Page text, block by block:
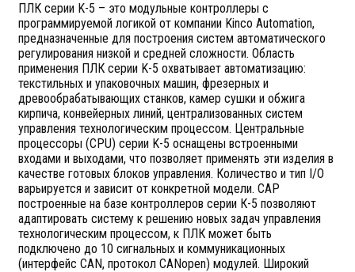
ПЛК серии K-5 – это модульные контроллеры с
программируемой логикой от компании Kinco Automation,
предназначенные для построения систем автоматического
регулирования низкой и средней сложности. Область
применения ПЛК серии K-5 охватывает автоматизацию:
текстильных и упаковочных машин, фрезерных и
древообрабатывающих станков, камер сушки и обжига
кирпича, конвейерных линий, централизованных систем
управления технологическим процессом. Центральные
процессоры (CPU) серии K-5 оснащены встроенными
входами и выходами, что позволяет применять эти изделия в
качестве готовых блоков управления. Количество и тип I/O
варьируется и зависит от конкретной модели. САР
построенные на базе контроллеров серии К-5 позволяют
адаптировать систему к решению новых задач управления
технологическим процессом, к ПЛК может быть
подключено до 10 сигнальных и коммуникационных
(интерфейс CAN, протокол CANopen) модулей. Широкий